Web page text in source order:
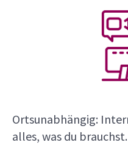
Ortsunabhängig:
alles, was du brauchst.